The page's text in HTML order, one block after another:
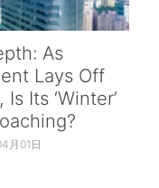
As
Lays Off
Is Its ‘Winter’
月01日